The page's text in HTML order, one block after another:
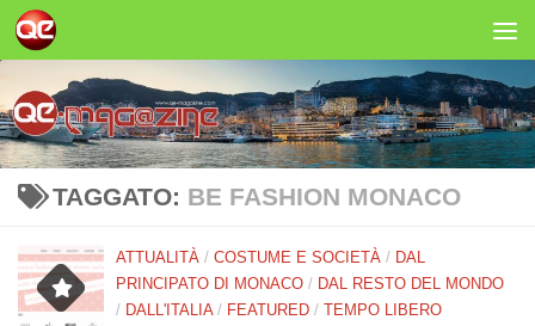
Salta al contenuto
TAGGATO: BE FASHION MONACO
ATTUALITÀ / COSTUME E SOCIETÀ / DAL
PRINCIPATO DI MONACO / DAL RESTO DEL MONDO
/ DALL'ITALIA/ FEATURED / TEMPO LIBERO